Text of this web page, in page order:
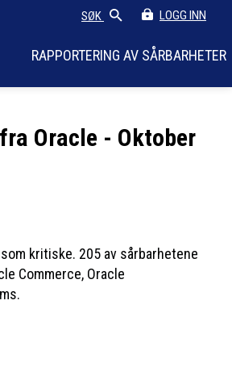
SØK LOGG INN
RAPPORTERING AV SÅRBARHETER
Oracle - Oktober
kritiske. 205 av sårbarhetene
Commerce, Oracle